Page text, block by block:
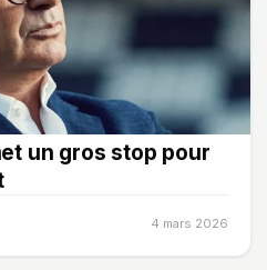
un gros stop pour
4 mars 2026